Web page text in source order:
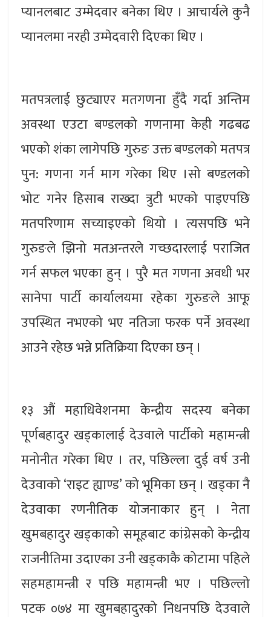
प्यानलबाट उम्मेदवार बनेका थिए । आचार्यले कुनै
प्यानलमा नरही उम्मेदवारी दिएका थिए ।
मतपत्रलाई छुट्याएर मतगणना हुँदै गर्दा अन्तिम
अवस्था एउटा बण्डलको गणनामा केही गढबढ
भएको शंका लागेपछि गुरुङ उक्त बण्डलको मतपत्र
पुन: गणना गर्न माग गरेका थिए ।सो बण्डलको
भोट गनेर हिसाब राख्दा त्रुटी भएको पाइएपछि
मतपरिणाम सच्याइएको थियो । त्यसपछि भने
गुरुङले झिनो मतअन्तरले गच्छदारलाई पराजित
गर्न सफल भएका हुन् । पुरै मत गणना अवधी भर
सानेपा पार्टी कार्यालयमा रहेका गुरुङले आफू
उपस्थित नभएको भए नतिजा फरक पर्ने अवस्था
आउने रहेछ भन्ने प्रतिक्रिया दिएका छन् ।
१३ औं महाधिवेशनमा केन्द्रीय सदस्य बनेका
पूर्णबहादुर खड्कालाई देउवाले पार्टीको महामन्त्री
मनोनीत गरेका थिए । तर, पछिल्ला दुई वर्ष उनी
देउवाको ‘राइट ह्याण्ड’ को भूमिका छन् । खड्का नै
देउवाका रणनीतिक योजनाकार हुन् । नेता
खुमबहादुर खड्काको समूहबाट कांग्रेसको केन्द्रीय
राजनीतिमा उदाएका उनी खड्काकै कोटामा पहिले
सहमहामन्त्री र पछि महामन्त्री भए । पछिल्लो
पटक ०७४ मा खुमबहादुरको निधनपछि देउवाले